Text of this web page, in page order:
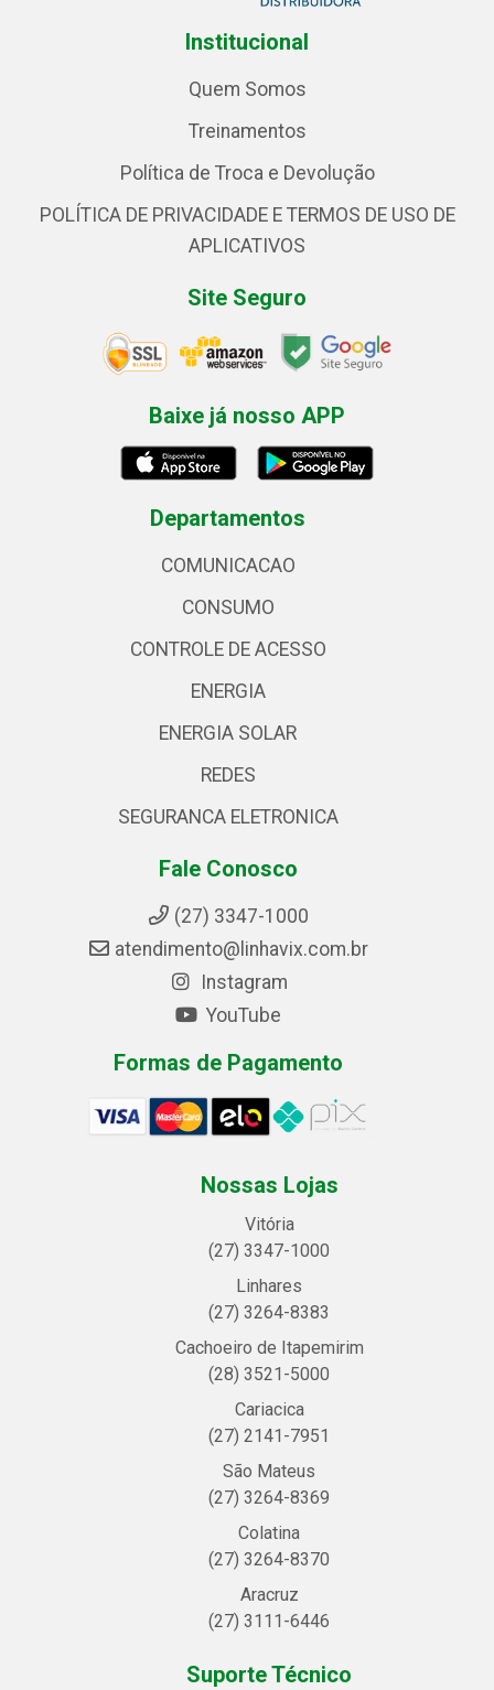
Institucional
Quem Somos
Treinamentos
Política de Troca e Devolução
POLÍTICA DE PRIVACIDADE E TERMOS DE USO DE
APLICATIVOS
Site Seguro
Baixe já nosso APP
Departamentos
COMUNICACAO
CONSUMO
CONTROLE DE ACESSO
ENERGIA
ENERGIA SOLAR
REDES
SEGURANCA ELETRONICA
Fale Conosco
(27) 3347-1000
atendimento@linhavix.com.br
Instagram
YouTube
Formas de Pagamento
Nossas Lojas
Vitória
(27) 3347-1000
Linhares
(27) 3264-8383
Cachoeiro de Itapemirim
(28) 3521-5000
Cariacica
(27) 2141-7951
São Mateus
(27) 3264-8369
Colatina
(27) 3264-8370
Aracruz
(27) 3111-6446
Suporte Técnico